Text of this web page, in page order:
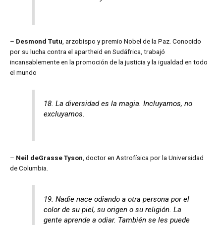
– Desmond Tutu , arzobispo y premio Nobel de la Paz. Conocido
por su lucha contra el apartheid en Sudáfrica, trabajó
incansablemente en la promoción de la justicia y la igualdad en todo
el mundo
18. La diversidad es la magia. Incluyamos, no
excluyamos.
– Neil deGrasse Tyson , doctor en Astrofísica por la Universidad
de Columbia.
19.Nadie nace odiando a otra persona por el
color de su piel, su origen o su religión. La
gente aprende a odiar. También se les puede